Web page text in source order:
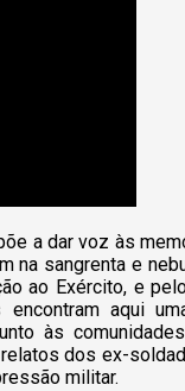
a dar voz às
sangrenta e
ao Exército, e
aqui
às
dos ex-
militar.